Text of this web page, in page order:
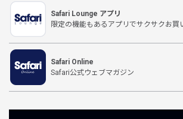
Safari Lounge アプリ
限定の機能もあるアプリでサクサクお買
Safari Online
Safari公式ウェブマガジン